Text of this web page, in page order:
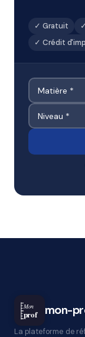
✓ Gratuit
✓ Crédit
Mon
prof mon-
La plateforme de